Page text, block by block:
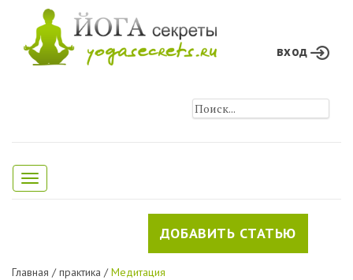
вход
Toggle
navigation
ДОБАВИТЬ СТАТЬЮ
Главная /практика /Медитация